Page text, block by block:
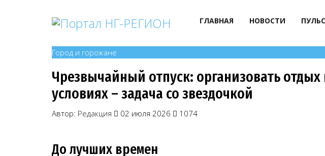
ГЛАВНАЯ НОВОСТИ
Город и горожане
Чрезвычайный отпуск: организовать отдых
условиях – задача со звездочкой
Автор: Редакция 02 июля 2026 1074
До лучших времен